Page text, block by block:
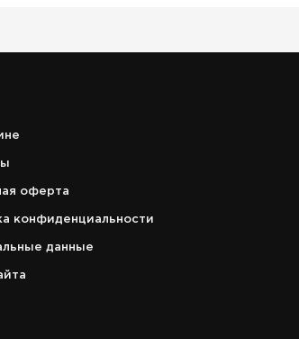
оферта
конфиденциальности
данные